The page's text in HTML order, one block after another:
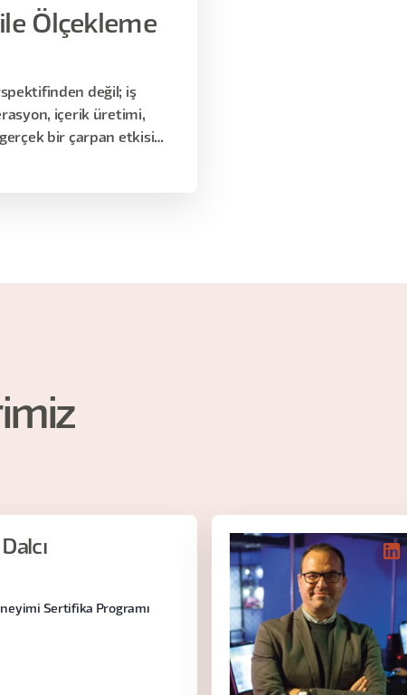
ile Ölçekleme
değil; iş
içerik üretimi,
bir çarpan etkisi
Sertifika Programı